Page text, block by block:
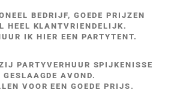
BEDRIJF, GOEDE PRIJZEN
HEEL KLANTVRIENDELIJK.
IK HIER EEN PARTYTENT.
PARTYVERHUUR SPIJKENISSE
GESLAAGDE AVOND.
VOOR EEN GOEDE PRIJS.